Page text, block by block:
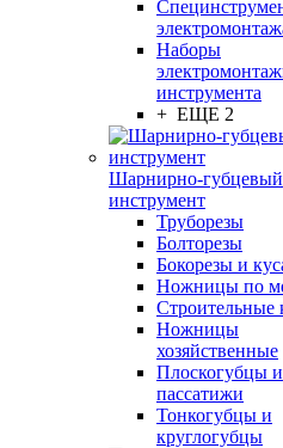
Наборы
инструмента
+ ЕЩЕ 2
Шарнирно-губцевый
инструмент
Труборезы
Болторезы
Бокорезы и
Ножницы по
Строительные
Ножницы
хозяйственные
Плоскогубцы и
пассатижи
Тонкогубцы и
круглогубцы